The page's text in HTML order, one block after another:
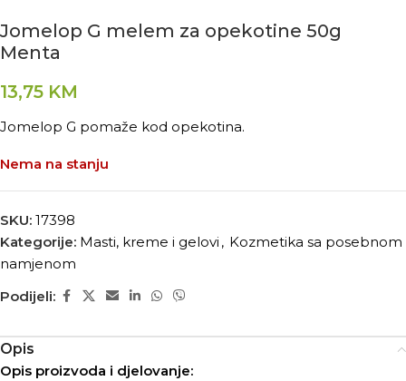
Jomelop G melem za opekotine 50g
Menta
13,75 KM
Jomelop G pomaže kod opekotina.
Nema na stanju
SKU: 17398
Kategorije: Masti, kreme i gelovi , Kozmetika sa posebnom
namjenom
Podijeli:
Opis
Opis proizvoda i djelovanje: